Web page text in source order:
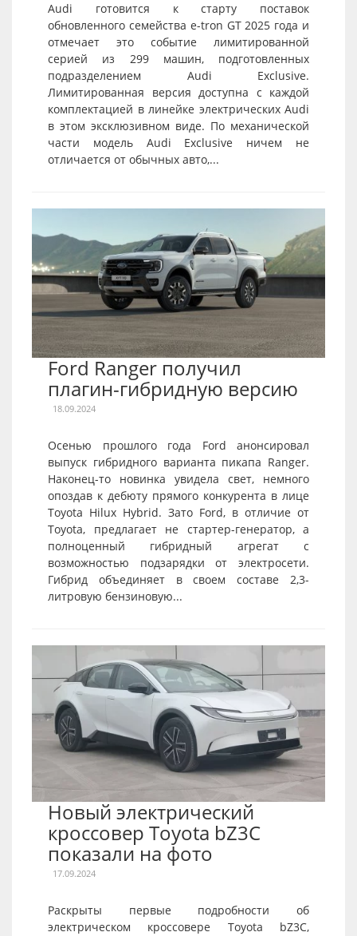
Audi готовится к старту поставок
обновленного семейства e-tron GT 2025 года и
отмечает это событие лимитированной
серией из 299 машин, подготовленных
подразделением Audi Exclusive.
Лимитированная версия доступна с каждой
комплектацией в линейке электрических Audi
в этом эксклюзивном виде. По механической
части модель Audi Exclusive ничем не
отличается от обычных авто,...
Ford Ranger получил
плагин-гибридную версию
18.09.2024
Осенью прошлого года Ford анонсировал
выпуск гибридного варианта пикапа Ranger.
Наконец-то новинка увидела свет, немного
опоздав к дебюту прямого конкурента в лице
Toyota Hilux Hybrid. Зато Ford, в отличие от
Toyota, предлагает не стартер-генератор, а
полноценный гибридный агрегат с
возможностью подзарядки от электросети.
Гибрид объединяет в своем составе 2,3-
литровую бензиновую...
Новый электрический
кроссовер Toyota bZ3C
показали на фото
17.09.2024
Раскрыты первые подробности об
электрическом кроссовере Toyota bZ3C,